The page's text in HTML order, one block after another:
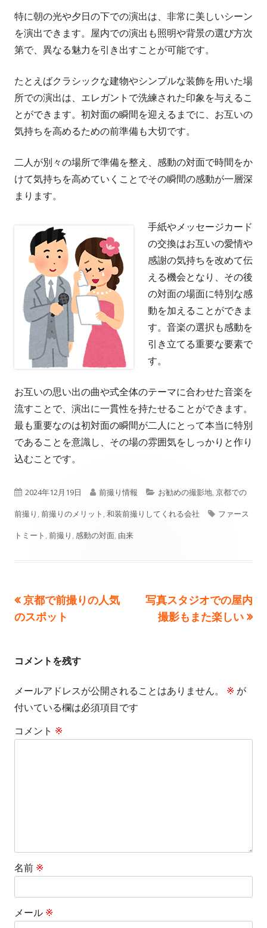
特に朝の光や夕日の下での演出は、非常に美しいシーン
を演出できます。屋内での演出も照明や背景の選び方次
第で、異なる魅力を引き出すことが可能です。
たとえばクラシックな建物やシンプルな装飾を用いた場
所での演出は、エレガントで洗練された印象を与えるこ
とができます。初対面の瞬間を迎えるまでに、お互いの
気持ちを高めるための前準備も大切です。
二人が別々の場所で準備を整え、感動の対面で時間をか
けて気持ちを高めていくことでその瞬間の感動が一層深
まります。
手紙やメッセージカード
の交換はお互いの愛情や
感謝の気持ちを改めて伝
える機会となり、その後
の対面の場面に特別な感
動を加えることができま
す。音楽の選択も感動を
引き立てる重要な要素で
す。
お互いの思い出の曲や式全体のテーマに合わせた音楽を
流すことで、演出に一貫性を持たせることができます。
最も重要なのは初対面の瞬間が二人にとって本当に特別
であることを意識し、その場の雰囲気をしっかりと作り
込むことです。
公
開
日
2024年12月19日
作
成
者
前撮り情報
カ
テ
お勧めの撮影地,京都での
前撮り ,前撮りのメリット ,和装前撮りしてくれる会社
タ
ファース
トミート ,前撮り , 感動の対面, 由来
投
ナ
ゲ
ー
前
の
京都で前撮りの人気
のスポット
次
写真スタジオでの屋内
撮影もまた楽しい
コメントを残す
メールアドレスが公開されることはありません。 ※ が
付いている欄は必須項目です
コメント ※
名前 ※
メール ※